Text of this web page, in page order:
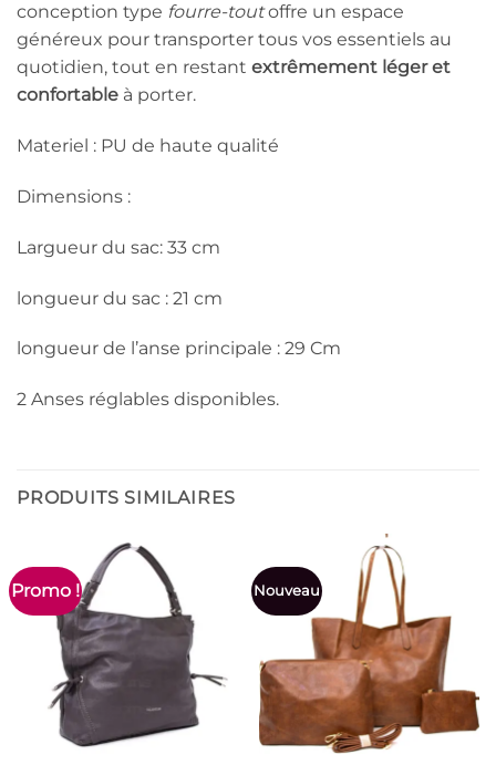
conception type fourre-toutoffre un espace
généreux pour transporter tous vos essentiels au
quotidien, tout en restant extrêmement léger et
confortable à porter.
Materiel : PU de haute qualité
Dimensions :
Largueur du sac: 33 cm
longueur du sac : 21 cm
longueur de l’anse principale : 29 Cm
2 Anses réglables disponibles.
PRODUITS SIMILAIRES
Promo ! Nouveau